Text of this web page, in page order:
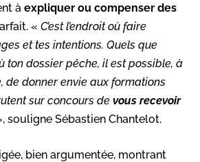
à expliquer ou compenser des
« C’est l’endroit où faire
et tes intentions. Quels que
ton dossier pêche, il est possible, à
de donner envie aux formations
sur concours de vous recevoir
souligne Sébastien Chantelot.
bien argumentée, montrant